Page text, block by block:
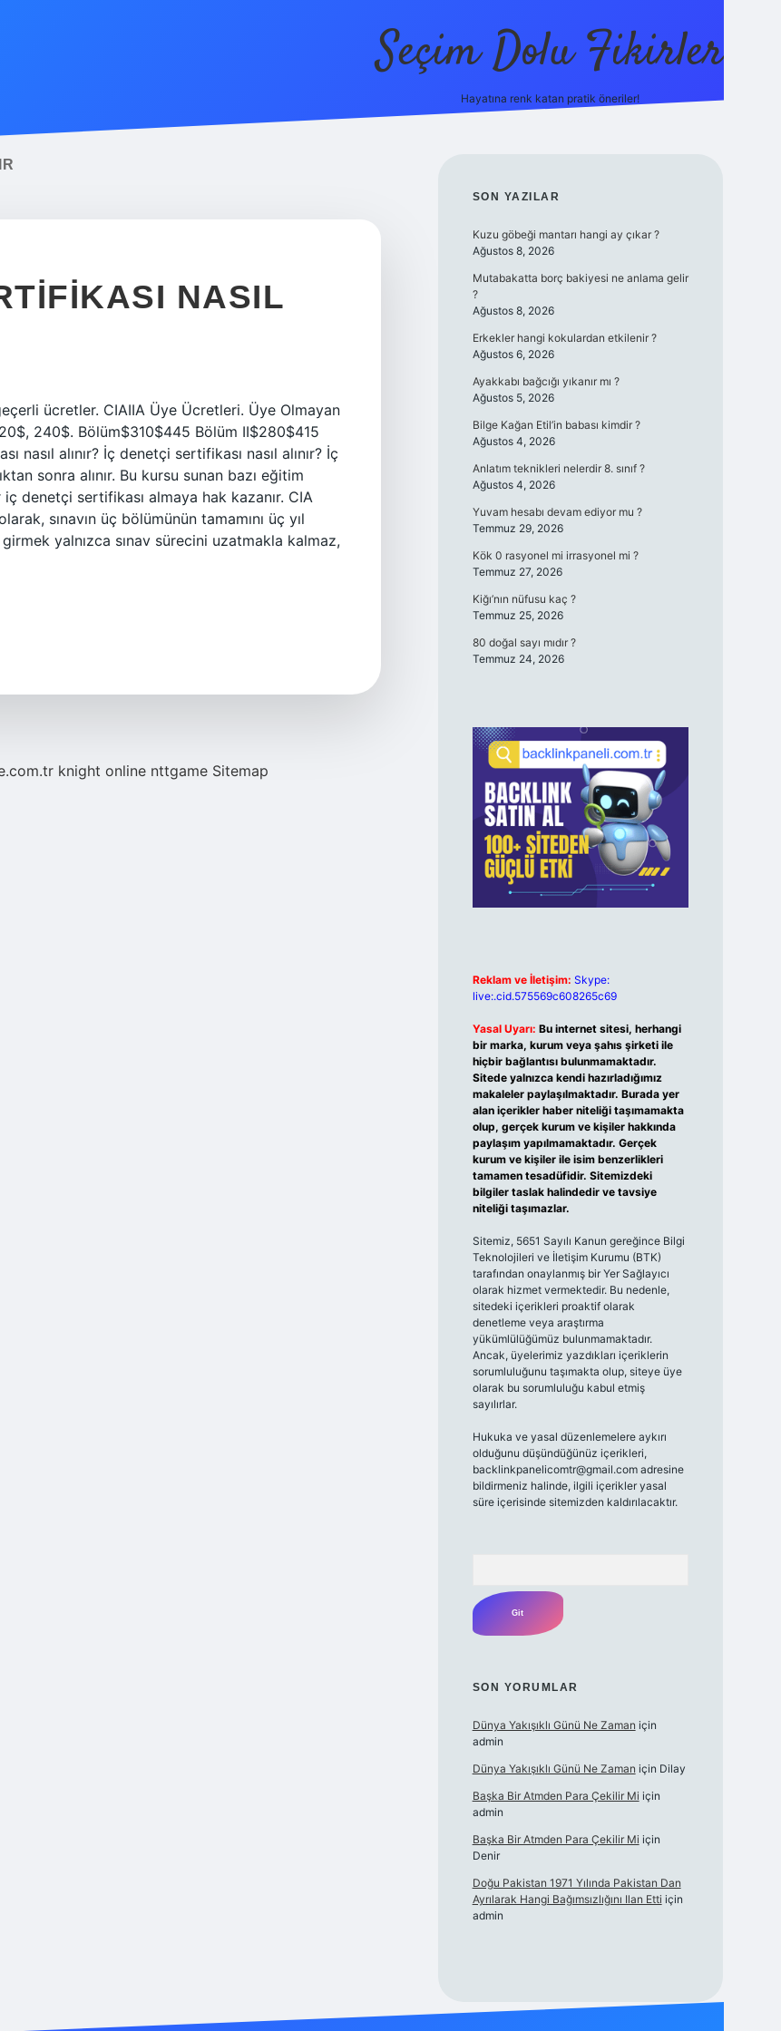
Seçim Dolu Fikirler
Hayatına renk katan pratik öneriler!
NASIL
ücretler. CIAIIA Üye Ücretleri. Üye Olmayan
240$. Bölüm$310$445 Bölüm II$280$415
alınır? İç denetçi sertifikası nasıl alınır? İç
sonra alınır. Bu kursu sunan bazı eğitim
iç denetçi sertifikası almaya hak kazanır. CIA
sınavın üç bölümünün tamamını üç yıl
yalnızca sınav sürecini uzatmakla kalmaz,
knight online nttgame Sitemap
SIDEBAR
SON YAZILAR
Kuzu göbeği mantarı hangi ay çıkar ?
Ağustos 8, 2026
Mutabakatta borç bakiyesi ne anlama gelir
?
Ağustos 8, 2026
Erkekler hangi kokulardan etkilenir ?
Ağustos 6, 2026
Ayakkabı bağcığı yıkanır mı ?
Ağustos 5, 2026
Bilge Kağan Etil’in babası kimdir ?
Ağustos 4, 2026
Anlatım teknikleri nelerdir 8. sınıf ?
Ağustos 4, 2026
Yuvam hesabı devam ediyor mu ?
Temmuz 29, 2026
Kök 0 rasyonel mi irrasyonel mi ?
Temmuz 27, 2026
Kiğı’nın nüfusu kaç ?
Temmuz 25, 2026
80 doğal sayı mıdır ?
Temmuz 24, 2026
Reklam ve İletişim: Skype:
live:.cid.575569c608265c69
Yasal Uyarı: Bu internet sitesi, herhangi
bir marka, kurum veya şahıs şirketi ile
hiçbir bağlantısı bulunmamaktadır.
Sitede yalnızca kendi hazırladığımız
makaleler paylaşılmaktadır. Burada yer
alan içerikler haber niteliği taşımamakta
olup, gerçek kurum ve kişiler hakkında
paylaşım yapılmamaktadır. Gerçek
kurum ve kişiler ile isim benzerlikleri
tamamen tesadüfidir. Sitemizdeki
bilgiler taslak halindedir ve tavsiye
niteliği taşımazlar.
Sitemiz, 5651 Sayılı Kanun gereğince Bilgi
Teknolojileri ve İletişim Kurumu (BTK)
tarafından onaylanmış bir Yer Sağlayıcı
olarak hizmet vermektedir. Bu nedenle,
sitedeki içerikleri proaktif olarak
denetleme veya araştırma
yükümlülüğümüz bulunmamaktadır.
Ancak, üyelerimiz yazdıkları içeriklerin
sorumluluğunu taşımakta olup, siteye üye
olarak bu sorumluluğu kabul etmiş
sayılırlar.
Hukuka ve yasal düzenlemelere aykırı
olduğunu düşündüğünüz içerikleri,
backlinkpanelicomtr@gmail.comadresine
bildirmeniz halinde, ilgili içerikler yasal
süre içerisinde sitemizden kaldırılacaktır.
SON YORUMLAR
Dünya Yakışıklı Günü Ne Zaman için
admin
Dünya Yakışıklı Günü Ne Zaman için Dilay
Başka Bir Atmden Para Çekilir Mi için
admin
Başka Bir Atmden Para Çekilir Mi için
Denir
Doğu Pakistan 1971 Yılında Pakistan Dan
Ayrılarak Hangi Bağımsızlığını Ilan Etti için
admin